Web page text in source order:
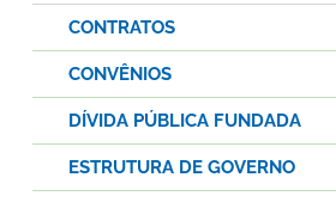
CONTRATOS
CONVÊNIOS
DÍVIDA PÚBLICA FUNDADA
ESTRUTURA DE GOVERNO